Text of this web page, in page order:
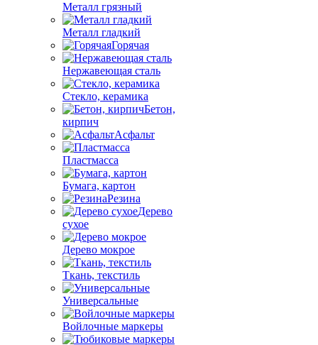
Металл грязный
Металл гладкий
Горячая
Нержавеющая сталь
Стекло, керамика
Бетон,
кирпич
Асфальт
Пластмасса
Бумага, картон
Резина
Дерево
сухое
Дерево мокрое
Ткань, текстиль
Универсальные
Войлочные маркеры